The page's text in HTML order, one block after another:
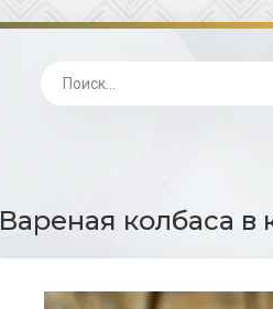
Вареная колбаса в